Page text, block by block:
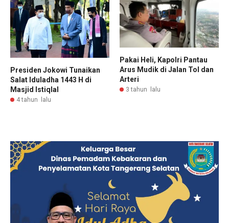
Presiden Jokowi Tunaikan
Salat Iduladha 1443 H di
Masjid Istiqlal
4 tahun lalu
Pakai Heli, Kapolri Pantau
Arus Mudik di Jalan Tol dan
Arteri
3 tahun lalu